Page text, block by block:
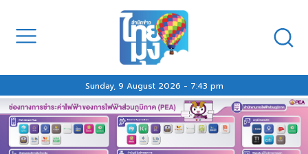
Sunday, 9 August 2026 - 7:43 pm